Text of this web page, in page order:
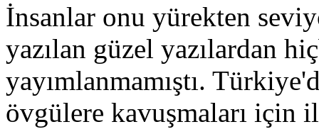
İnsanlar onu yürekten
yazılan güzel yazılardan
yayımlanmamıştı.
övgülere kavuşmaları için